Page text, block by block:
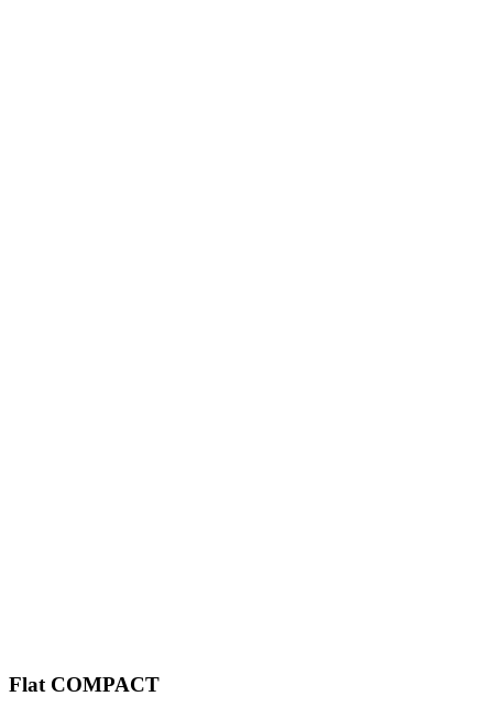
Flat COMPACT